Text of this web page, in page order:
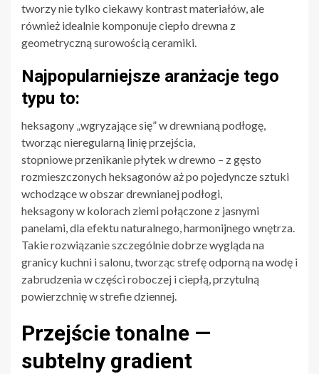
tworzy nie tylko ciekawy kontrast materiałów, ale
również idealnie komponuje ciepło drewna z
geometryczną surowością ceramiki.
Najpopularniejsze aranżacje tego
typu to:
heksagony „wgryzające się” w drewnianą podłogę,
tworząc nieregularną linię przejścia,
stopniowe przenikanie płytek w drewno – z gęsto
rozmieszczonych heksagonów aż po pojedyncze sztuki
wchodzące w obszar drewnianej podłogi,
heksagony w kolorach ziemi połączone z jasnymi
panelami, dla efektu naturalnego, harmonijnego wnętrza.
Takie rozwiązanie szczególnie dobrze wygląda na
granicy kuchni i salonu, tworząc strefę odporną na wodę i
zabrudzenia w części roboczej i ciepłą, przytulną
powierzchnię w strefie dziennej.
Przejście tonalne —
subtelny gradient